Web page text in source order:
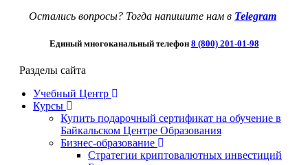
Остались вопросы? Тогда напишите нам в Telegram
Единый многоканальный телефон 8 (800) 201-01-98
Разделы сайта
Учебный Центр
Курсы
Купить подарочный сертификат на обучение в
Байкальском Центре Образования
Бизнес-образование
Стратегии криптовалютных инвестиций